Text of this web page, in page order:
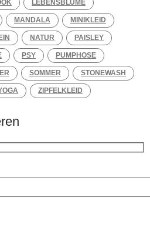
LEBENSBLUME
MANDALA MINIKLEID
NATUR PAISLEY
PSY PUMPHOSE
SOMMER STONEWASH
ZIPFELKLEID